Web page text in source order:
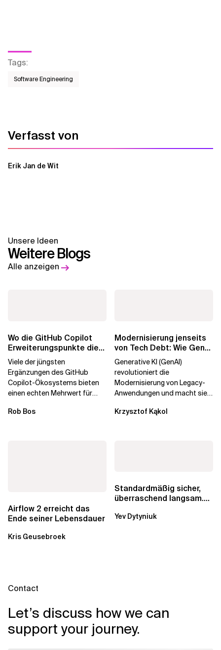
Tags:
Software Engineering
Verfasst von
Erik Jan de Wit
Unsere Ideen
Weitere Blogs
Alle anzeigen
Wo die GitHub Copilot
Erweiterungspunkte die
Governance brechen
Viele der jüngsten
Ergänzungen des GitHub
Copilot-Ökosystems bieten
einen echten Mehrwert für
aber auch die...
Rob Bos
Modernisierung jenseits
von Tech Debt: Wie GenAI
die
Generative KI (GenAI)
revolutioniert die
Modernisierung von Legacy-
Anwendungen und macht sie
Durch die Automatisierung...
Krzysztof Kąkol
Airflow 2 erreicht das
Ende seiner Lebensdauer
Kris Geusebroek
Standardmäßig sicher,
überraschend langsam.
über die RDS...
Yev Dytyniuk
Contact
Let’s discuss how we can
support your journey.